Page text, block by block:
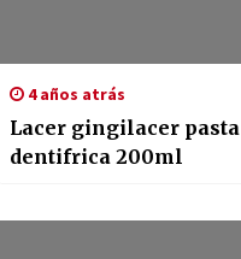
4 años atrás
Lacer gingilacer pasta
dentifrica 200ml